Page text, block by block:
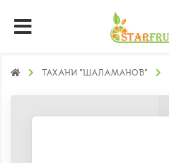
ТАХАНИ "ШАЛАМАНОВ"